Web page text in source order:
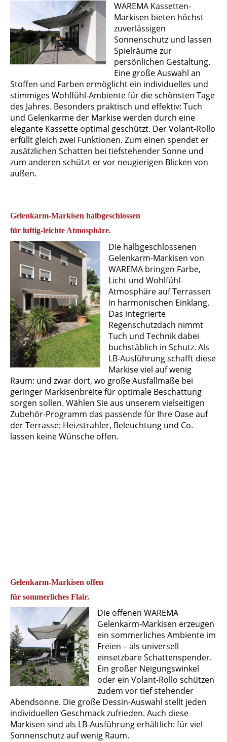
WAREMA Kassetten-
Markisen bieten höchst
zuverlässigen
Sonnenschutz und lassen
Spielräume zur
persönlichen Gestaltung.
Eine große Auswahl an
Stoffen und Farben ermöglicht ein individuelles und
stimmiges Wohlfühl-Ambiente für die schönsten Tage
des Jahres. Besonders praktisch und effektiv: Tuch
und Gelenkarme der Markise werden durch eine
elegante Kassette optimal geschützt. Der Volant-Rollo
erfüllt gleich zwei Funktionen. Zum einen spendet er
zusätzlichen Schatten bei tiefstehender Sonne und
zum anderen schützt er vor neugierigen Blicken von
außen.
Gelenkarm-Markisen halbgeschlossen
für luftig-leichte Atmosphäre.
Die halbgeschlossenen
Gelenkarm-Markisen von
WAREMA bringen Farbe,
Licht und Wohlfühl-
Atmosphäre auf Terrassen
in harmonischen Einklang.
Das integrierte
Regenschutzdach nimmt
Tuch und Technik dabei
buchstäblich in Schutz. Als
LB-Ausführung schafft diese
Markise viel auf wenig
Raum: und zwar dort, wo große Ausfallmaße bei
geringer Markisenbreite für optimale Beschattung
sorgen sollen. Wählen Sie aus unserem vielseitigen
Zubehör-Programm das passende für Ihre Oase auf
der Terrasse: Heizstrahler, Beleuchtung und Co.
lassen keine Wünsche offen.
Gelenkarm-Markisen offen
für sommerliches Flair.
Die offenen WAREMA
Gelenkarm-Markisen erzeugen
ein sommerliches Ambiente im
Freien – als universell
einsetzbare Schattenspender.
Ein großer Neigungswinkel
oder ein Volant-Rollo schützen
zudem vor tief stehender
Abendsonne. Die große Dessin-Auswahl stellt jeden
individuellen Geschmack zufrieden. Auch diese
Markisen sind als LB-Ausführung erhältlich: für viel
Sonnenschutz auf wenig Raum.